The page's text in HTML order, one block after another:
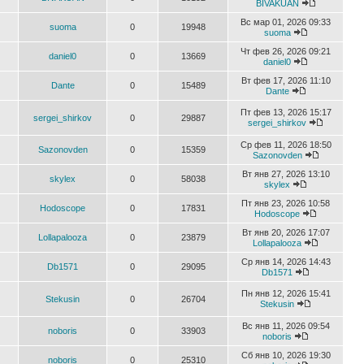
BIVAKUAN
suoma 0 19948
Вс мар 01, 2026 09:33
suoma
daniel0 0 13669
Чт фев 26, 2026 09:21
daniel0
Dante 0 15489
Вт фев 17, 2026 11:10
Dante
sergei_shirkov 0 29887
Пт фев 13, 2026 15:17
sergei_shirkov
Sazonovden 0 15359
Ср фев 11, 2026 18:50
Sazonovden
skylex 0 58038
Вт янв 27, 2026 13:10
skylex
Hodoscope 0 17831
Пт янв 23, 2026 10:58
Hodoscope
Lollapalooza 0 23879
Вт янв 20, 2026 17:07
Lollapalooza
Db1571 0 29095
Ср янв 14, 2026 14:43
Db1571
Stekusin 0 26704
Пн янв 12, 2026 15:41
Stekusin
noboris 0 33903
Вс янв 11, 2026 09:54
noboris
noboris 0 25310
Сб янв 10, 2026 19:30